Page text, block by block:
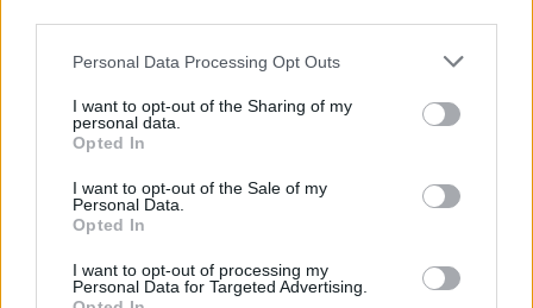
Please note that this website/app uses one or more Google
not limited to your visit or usage behaviour. You may click to
grant or deny consent to Google and its third-party tags to
use your data for below specified purposes in below Google
consent section.
Personal Data Processing Opt Outs
I want to opt-out of the Sharing of my
personal data.
Opted In
I want to opt-out of the Sale of my
Personal Data.
Opted In
I want to opt-out of processing my
Personal Data for Targeted Advertising.
IG @hannaschonberg
Χρησιμοποίησε απαλά